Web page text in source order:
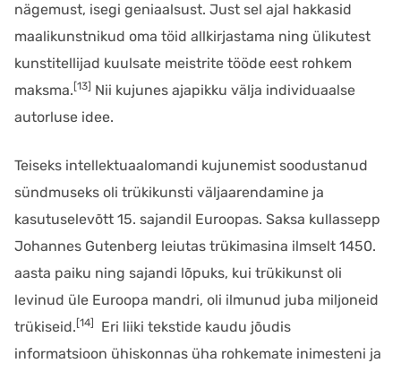
nägemust, isegi geniaalsust. Just sel ajal hakkasid
maalikunstnikud oma töid allkirjastama ning ülikutest
kunstitellijad kuulsate meistrite tööde eest rohkem
maksma. [13] Nii kujunes ajapikku välja individuaalse
autorluse idee.
Teiseks intellektuaalomandi kujunemist soodustanud
sündmuseks oli trükikunsti väljaarendamine ja
kasutuselevõtt 15. sajandil Euroopas. Saksa kullassepp
Johannes Gutenberg leiutas trükimasina ilmselt 1450.
aasta paiku ning sajandi lõpuks, kui trükikunst oli
levinud üle Euroopa mandri, oli ilmunud juba miljoneid
trükiseid. [14]
Eri liiki tekstide kaudu jõudis
informatsioon ühiskonnas üha rohkemate inimesteni ja